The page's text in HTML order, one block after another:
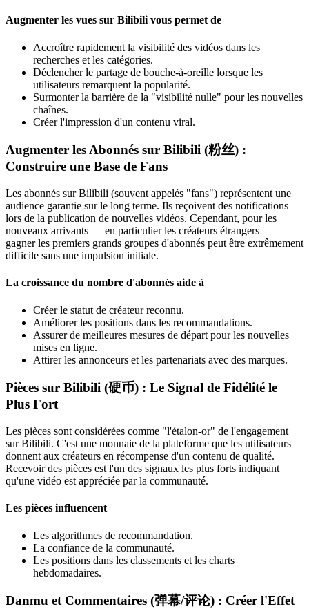
Augmenter les vues sur Bilibili vous permet de
Accroître rapidement la visibilité des vidéos dans les
recherches et les catégories.
Déclencher le partage de bouche-à-oreille lorsque les
utilisateurs remarquent la popularité.
Surmonter la barrière de la "visibilité nulle" pour les nouvelles
chaînes.
Créer l'impression d'un contenu viral.
Augmenter les Abonnés sur Bilibili (粉丝) :
Construire une Base de Fans
Les abonnés sur Bilibili (souvent appelés "fans") représentent une
audience garantie sur le long terme. Ils reçoivent des notifications
lors de la publication de nouvelles vidéos. Cependant, pour les
nouveaux arrivants — en particulier les créateurs étrangers —
gagner les premiers grands groupes d'abonnés peut être extrêmement
difficile sans une impulsion initiale.
La croissance du nombre d'abonnés aide à
Créer le statut de créateur reconnu.
Améliorer les positions dans les recommandations.
Assurer de meilleures mesures de départ pour les nouvelles
mises en ligne.
Attirer les annonceurs et les partenariats avec des marques.
Pièces sur Bilibili (硬币) : Le Signal de Fidélité le
Plus Fort
Les pièces sont considérées comme "l'étalon-or" de l'engagement
sur Bilibili. C'est une monnaie de la plateforme que les utilisateurs
donnent aux créateurs en récompense d'un contenu de qualité.
Recevoir des pièces est l'un des signaux les plus forts indiquant
qu'une vidéo est appréciée par la communauté.
Les pièces influencent
Les algorithmes de recommandation.
La confiance de la communauté.
Les positions dans les classements et les charts
hebdomadaires.
Danmu et Commentaires (弹幕/评论) : Créer l'Effet